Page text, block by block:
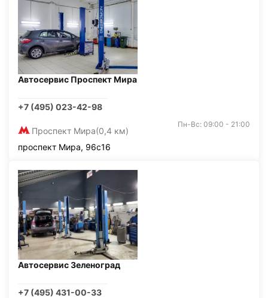
Автосервис Проспект Мира
+7 (495) 023-42-98
Проспект Мира(0,4 км)
Пн-Вс: 09:00 - 21:00
проспект Мира, 96с16
Автосервис Зеленоград
+7 (495) 431-00-33